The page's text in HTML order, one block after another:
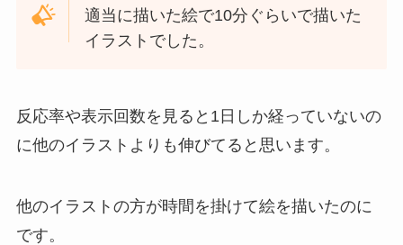
適当に描いた絵で10分ぐらいで描いた
イラストでした。
反応率や表示回数を見ると1日しか経っていないの
に他のイラストよりも伸びてると思います。
他のイラストの方が時間を掛けて絵を描いたのに
です。